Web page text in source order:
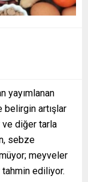
yayımlanan
belirgin artışlar
ve diğer tarla
sebze
meyveler
tahmin ediliyor.